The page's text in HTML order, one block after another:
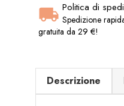
Politica di
Spedizione
gratuita da 29 €!
Descrizione